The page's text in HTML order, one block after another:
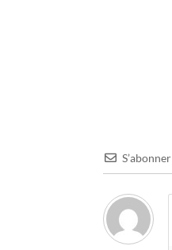
S’abonner